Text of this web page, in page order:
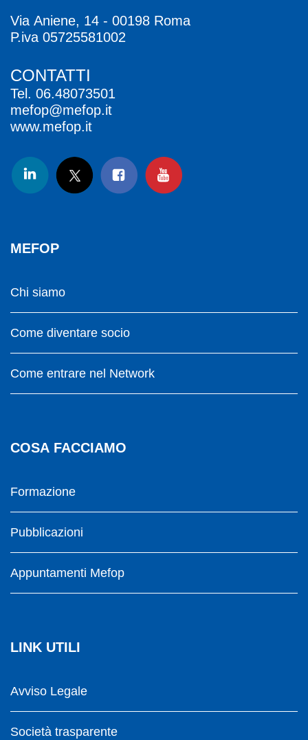
Via Aniene, 14 - 00198 Roma
P.iva 05725581002
CONTATTI
Tel. 06.48073501
mefop@mefop.it
www.mefop.it
MEFOP
Chi siamo
Come diventare socio
Come entrare nel Network
COSA FACCIAMO
Formazione
Pubblicazioni
Appuntamenti Mefop
LINK UTILI
Avviso Legale
Società trasparente